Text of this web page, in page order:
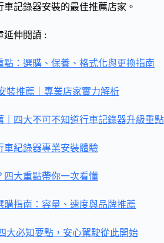
記錄器安裝的最佳推薦店家。
延伸閱讀 :
：選購、保養、格式化與更換指南
裝推薦｜專業店家實力解析
｜四大不可不知道行車記錄器升級重點
車紀錄器專業安裝體驗
四大重點帶你一次看懂
指南：容量、速度與品牌推薦
大必知要點，安心駕駛從此開始